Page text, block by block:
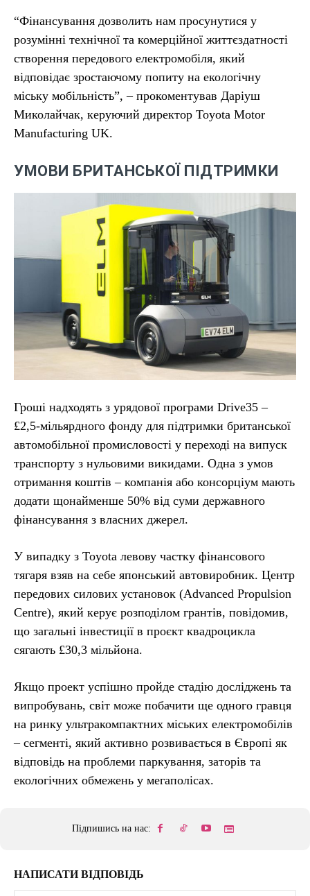
“Фінансування дозволить нам просунутися у
розумінні технічної та комерційної життєздатності
створення передового електромобіля, який
відповідає зростаючому попиту на екологічну
міську мобільність”, – прокоментував Даріуш
Миколайчак, керуючий директор Toyota Motor
Manufacturing UK.
УМОВИ БРИТАНСЬКОЇ ПІДТРИМКИ
Гроші надходять з урядової програми Drive35 –
£2,5-мільярдного фонду для підтримки британської
автомобільної промисловості у переході на випуск
транспорту з нульовими викидами. Одна з умов
отримання коштів – компанія або консорціум мають
додати щонайменше 50% від суми державного
фінансування з власних джерел.
У випадку з Toyota левову частку фінансового
тягаря взяв на себе японський автовиробник. Центр
передових силових установок (Advanced Propulsion
Centre), який керує розподілом грантів, повідомив,
що загальні інвестиції в проєкт квадроцикла
сягають £30,3 мільйона.
Якщо проект успішно пройде стадію досліджень та
випробувань, світ може побачити ще одного гравця
на ринку ультракомпактних міських електромобілів
– сегменті, який активно розвивається в Європі як
відповідь на проблеми паркування, заторів та
екологічних обмежень у мегаполісах.
Підпишись на нас:
НАПИСАТИ ВІДПОВІДЬ